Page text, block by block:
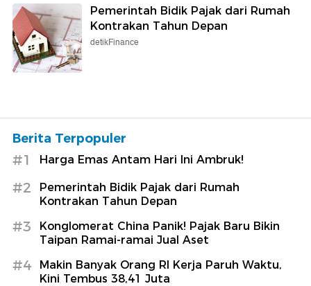
Pemerintah Bidik Pajak dari Rumah
Kontrakan Tahun Depan
detikFinance
Berita Terpopuler
#1 Harga Emas Antam Hari Ini Ambruk!
#2
Pemerintah Bidik Pajak dari Rumah
Kontrakan Tahun Depan
#3
Konglomerat China Panik! Pajak Baru Bikin
Taipan Ramai-ramai Jual Aset
#4
Makin Banyak Orang RI Kerja Paruh Waktu,
Kini Tembus 38,41 Juta